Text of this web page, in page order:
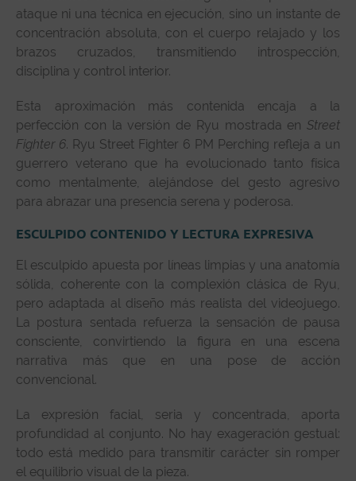
ataque ni una técnica en ejecución, sino un instante de
concentración absoluta, con el cuerpo relajado y los
brazos cruzados, transmitiendo introspección,
disciplina y control interior.
Esta aproximación más contenida encaja a la
perfección con la versión de Ryu mostrada en Street
Fighter 6. Ryu Street Fighter 6 PM Perching refleja a un
guerrero veterano que ha evolucionado tanto física
como mentalmente, alejándose del gesto agresivo
para abrazar una presencia serena y poderosa.
ESCULPIDO CONTENIDO Y LECTURA EXPRESIVA
El esculpido apuesta por líneas limpias y una anatomía
sólida, coherente con la complexión clásica de Ryu,
pero adaptada al diseño más realista del videojuego.
La postura sentada refuerza la sensación de pausa
consciente, convirtiendo la figura en una escena
narrativa más que en una pose de acción
convencional.
La expresión facial, seria y concentrada, aporta
profundidad al conjunto. No hay exageración gestual:
todo está medido para transmitir carácter sin romper
el equilibrio visual de la pieza.